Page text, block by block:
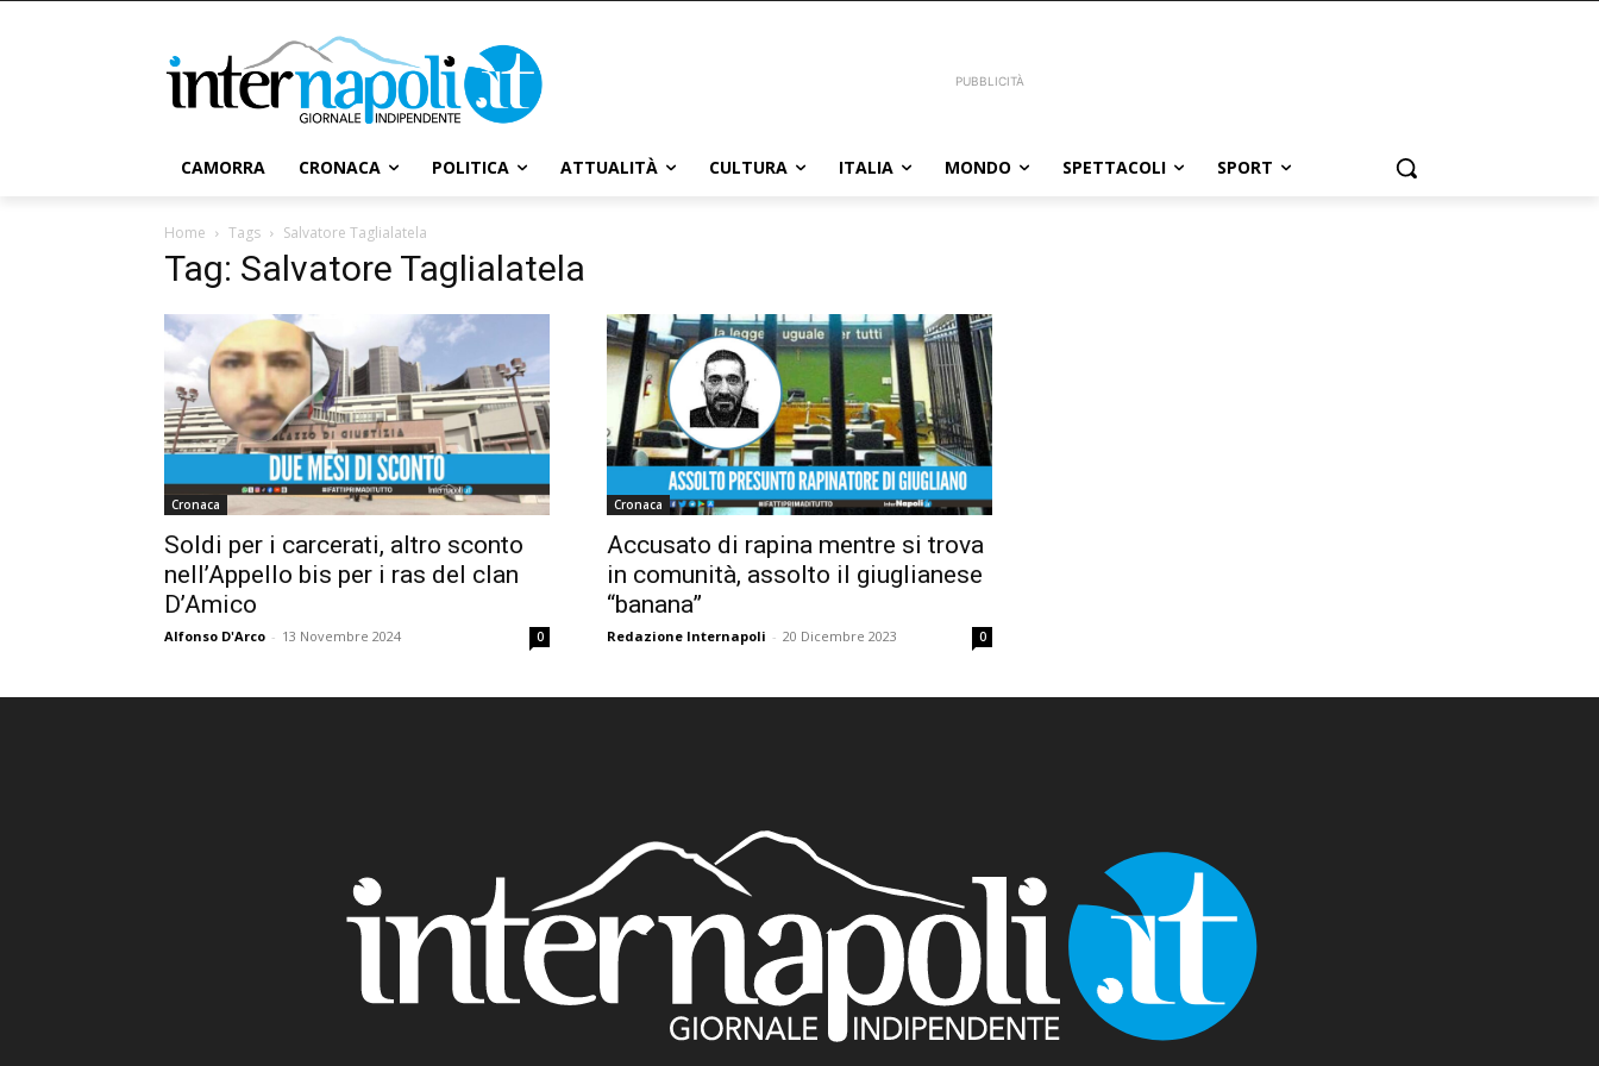
PUBBLICITÀ
CAMORRA CRONACA POLITICA ATTUALITÀ CULTURA ITALIA MONDO SPETTACOLI SPORT
Home Tags Salvatore Taglialatela
Tag: Salvatore Taglialatela
Cronaca
Soldi per i carcerati, altro sconto
nell’Appello bis per i ras del clan
D’Amico
Alfonso D'Arco - 13 Novembre 2024 0
Cronaca
Accusato di rapina mentre si trova
in comunità, assolto il giuglianese
“banana”
Redazione Internapoli - 20 Dicembre 2023 0